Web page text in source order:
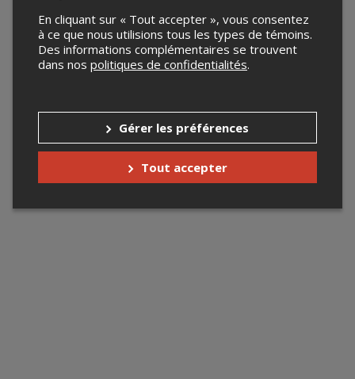
En cliquant sur « Tout accepter », vous consentez
à ce que nous utilisions tous les types de témoins.
Des informations complémentaires se trouvent
dans nos politiques de confidentialités.
Gérer les préférences
Tout accepter